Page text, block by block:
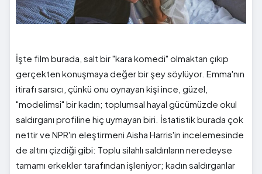
İşte film burada, salt bir "kara komedi" olmaktan çıkıp
gerçekten konuşmaya değer bir şey söylüyor. Emma'nın
itirafı sarsıcı, çünkü onu oynayan kişi ince, güzel,
"modelimsi" bir kadın; toplumsal hayal gücümüzde okul
saldırganı profiline hiç uymayan biri. İstatistik burada çok
nettir ve NPR'ın eleştirmeni Aisha Harris'in incelemesinde
de altını çizdiği gibi: Toplu silahlı saldırıların neredeyse
tamamı erkekler tarafından işleniyor; kadın saldırganlar